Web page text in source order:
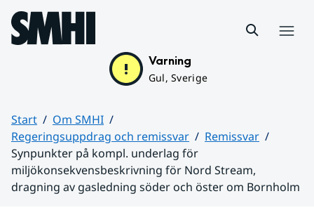
Hoppa till sidans innehåll
Varning
Gul, Sverige
Start
Om SMHI
Regeringsuppdrag och remissvar
Remissvar
Synpunkter på kompl. underlag för
miljökonsekvensbeskrivning för Nord Stream,
dragning av gasledning söder och öster om Bornholm